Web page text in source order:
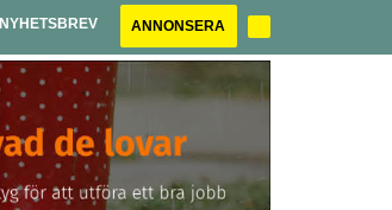
NYHETSBREV ANNONSERA